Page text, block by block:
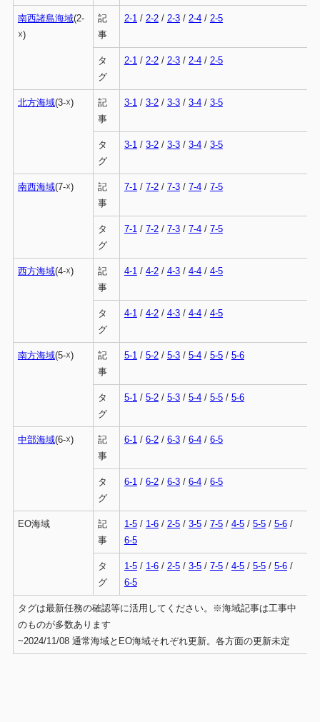
南西諸島海域(2-
☓)
記
事
2-1/ 2-2/ 2-3/ 2-4/ 2-5
タ
グ
2-1/ 2-2/ 2-3/ 2-4/ 2-5
北方海域(3-☓)
記
事
3-1/ 3-2/ 3-3/ 3-4/ 3-5
タ
グ
3-1/ 3-2/ 3-3/ 3-4/ 3-5
南西海域(7-☓)
記
事
7-1/ 7-2/ 7-3/ 7-4/ 7-5
タ
グ
7-1/ 7-2/ 7-3/ 7-4/ 7-5
西方海域(4-☓)
記
事
4-1/ 4-2/ 4-3/ 4-4/ 4-5
タ
グ
4-1/ 4-2/ 4-3/ 4-4/ 4-5
南方海域(5-☓)
記
事
5-1/ 5-2/ 5-3/ 5-4/ 5-5/ 5-6
タ
グ
5-1/ 5-2/ 5-3/ 5-4/ 5-5/ 5-6
中部海域(6-☓)
記
事
6-1/ 6-2/ 6-3/ 6-4/ 6-5
タ
グ
6-1/ 6-2/ 6-3/ 6-4/ 6-5
EO海域
記
事
1-5/ 1-6/ 2-5/ 3-5/ 7-5/ 4-5/ 5-5/ 5-6/
6-5
タ
グ
1-5/ 1-6/ 2-5/ 3-5/ 7-5/ 4-5/ 5-5/ 5-6/
6-5
タグは最新任務の確認等に活用してください。※海域記事は工事中
のものが多数あります
~2024/11/08 通常海域とEO海域それぞれ更新。各方面の更新未定